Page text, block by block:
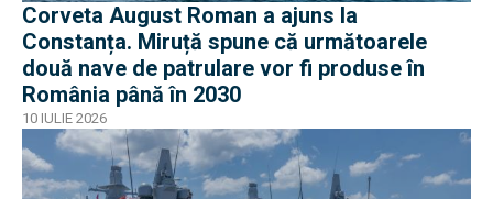
Corveta August Roman a ajuns la
Constanța. Miruță spune că următoarele
două nave de patrulare vor fi produse în
România până în 2030
10 IULIE 2026